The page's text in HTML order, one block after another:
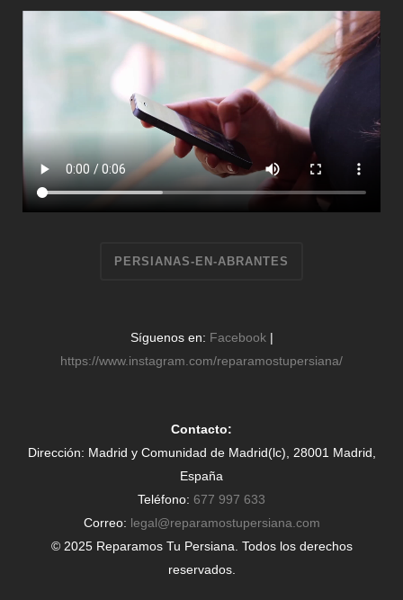
PERSIANAS-EN-ABRANTES
Síguenos en: Facebook|
https://www.instagram.com/reparamostupersiana/
Contacto:
Dirección: Madrid y Comunidad de Madrid(lc), 28001 Madrid,
España
Teléfono: 677 997 633
Correo: legal@reparamostupersiana.com
© 2025 Reparamos Tu Persiana. Todos los derechos
reservados.